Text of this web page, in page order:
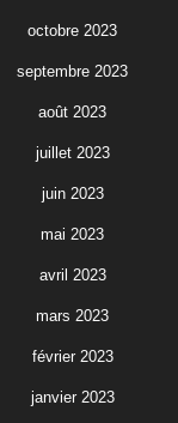
octobre 2023
septembre 2023
août 2023
juillet 2023
juin 2023
mai 2023
avril 2023
mars 2023
février 2023
janvier 2023